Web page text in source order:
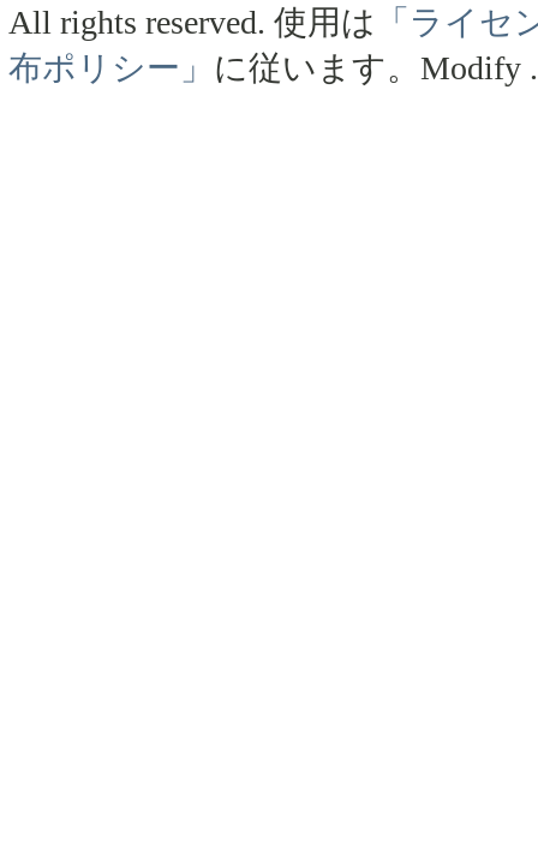
All rights reserved. 使用は 「ライセ
布ポリシー」 に従います。 Modify